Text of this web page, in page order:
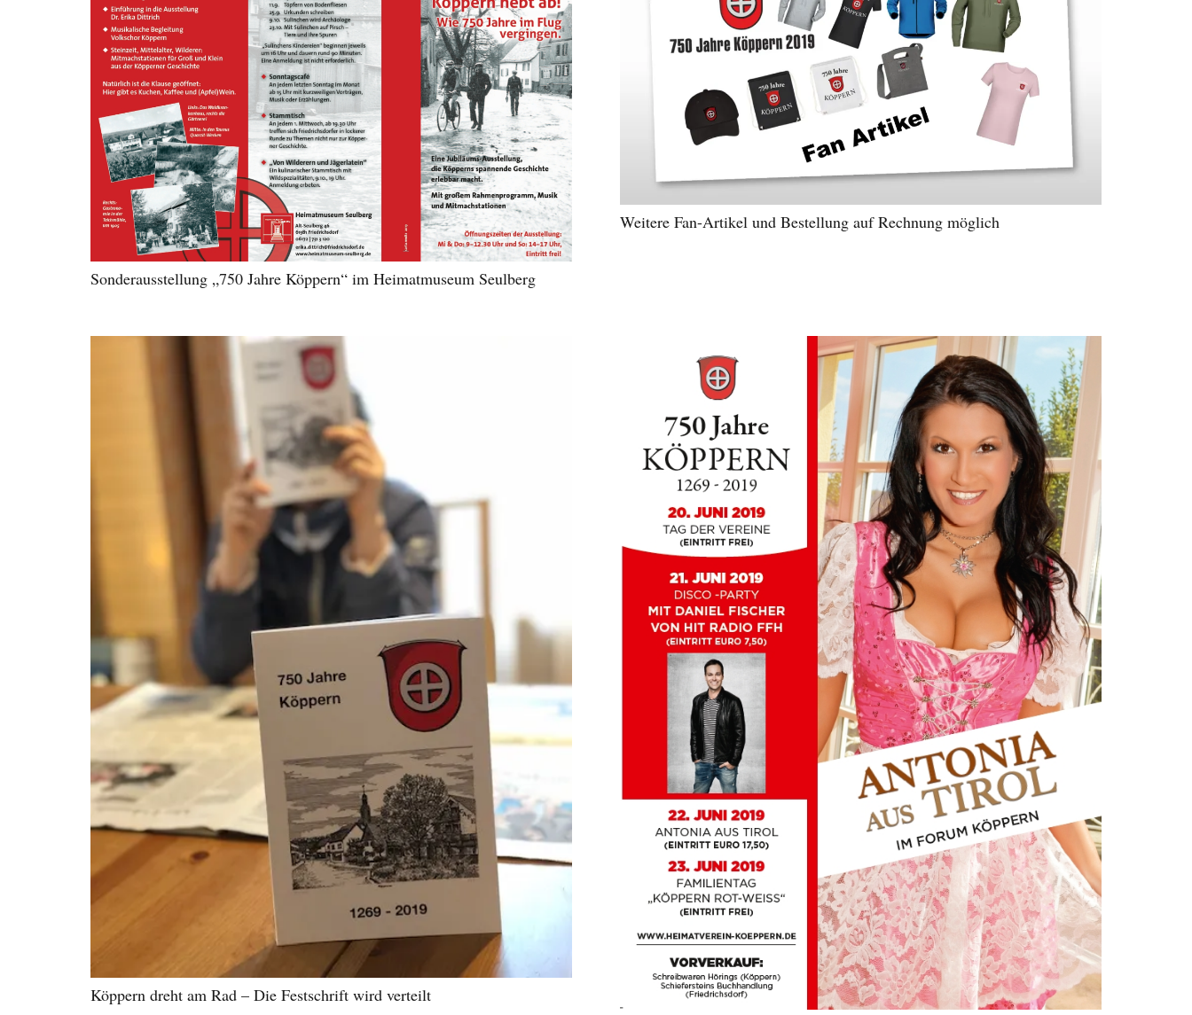
Sonderausstellung „750 Jahre Köppern“ im Heimatmuseum Seulberg
Weitere Fan-Artikel und Bestellung auf Rechnung möglich
Köppern dreht am Rad – Die Festschrift wird verteilt